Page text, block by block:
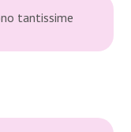
tantissime